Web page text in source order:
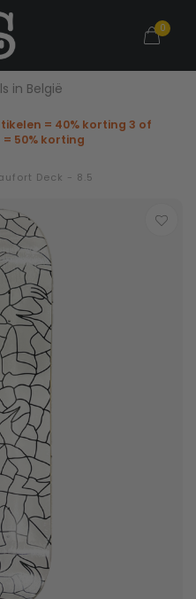
0
in België
= 40% korting 3 of
50% korting
Deck - 8.5